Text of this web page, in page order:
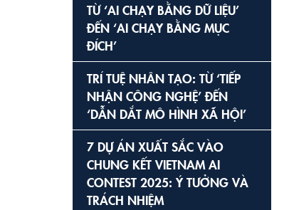
TỪ ‘AI CHẠY BẰNG DỮ LIỆU’
ĐẾN ‘AI CHẠY BẰNG MỤC
ĐÍCH’
TRÍ TUỆ NHÂN TẠO: TỪ ‘TIẾP
NHẬN CÔNG NGHỆ’ ĐẾN
‘DẪN DẮT MÔ HÌNH XÃ HỘI’
7 DỰ ÁN XUẤT SẮC VÀO
CHUNG KẾT VIETNAM AI
CONTEST 2025: Ý TƯỞNG VÀ
TRÁCH NHIỆM